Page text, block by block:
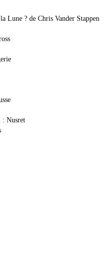
Lune ? de Chris Vander Stappen
: Nusret